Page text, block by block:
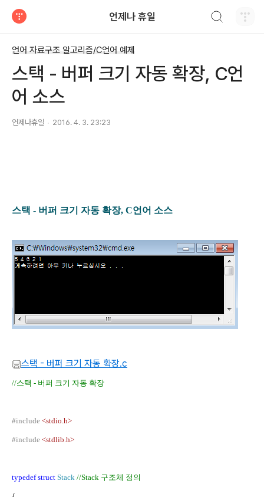
언제나 휴일
언어 자료구조 알고리즘/C언어 예제
스택 - 버퍼 크기 자동 확장, C언
어 소스
언제나휴일 2016. 4. 3. 23:23
스택 - 버퍼 크기 자동 확장, C언어 소스
스택 - 버퍼 크기 자동 확장.c
//스택 - 버퍼 크기 자동 확장
#include <stdio.h>
#include <stdlib.h>
typedef struct Stack //Stack 구조체 정의